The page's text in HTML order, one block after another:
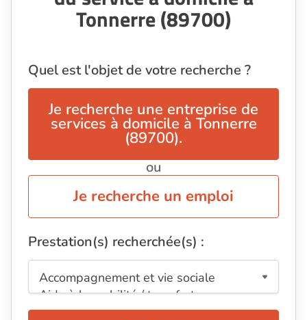
Tonnerre (89700)
Quel est l'objet de votre recherche ?
Je recherche une entreprise de
services à domicile à Tonnerre
(89700).
ou
Je recherche un emploi
Prestation(s) recherchée(s) :